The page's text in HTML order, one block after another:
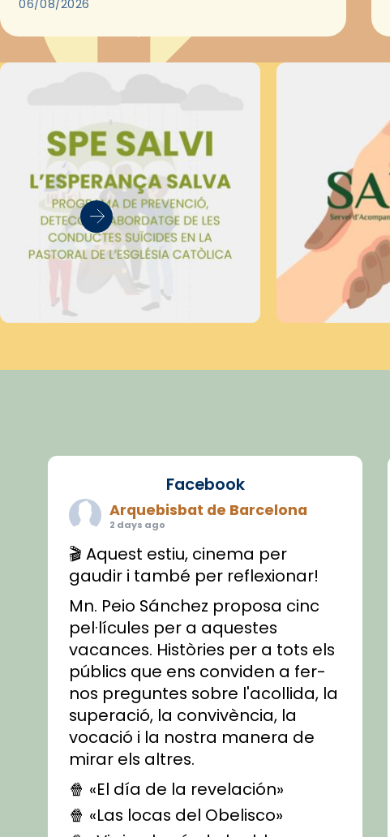
les convivències Be Apostle, organitzades pel
06/08/2026
Facebook
Arquebisbat de Barcelona
2 days ago
🎬 Aquest estiu, cinema per
gaudir i també per reflexionar!
Mn. Peio Sánchez proposa cinc
pel·lícules per a aquestes
vacances. Històries per a tots els
públics que ens conviden a fer-
nos preguntes sobre l'acollida, la
superació, la convivència, la
vocació i la nostra manera de
mirar els altres.
🍿 «El día de la revelación»
🍿 «Las locas del Obelisco»